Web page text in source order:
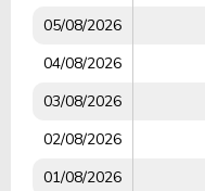
05/08/2026
04/08/2026
03/08/2026
02/08/2026
01/08/2026